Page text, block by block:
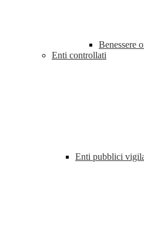
Benessere
Enti controllati
Enti pubblici